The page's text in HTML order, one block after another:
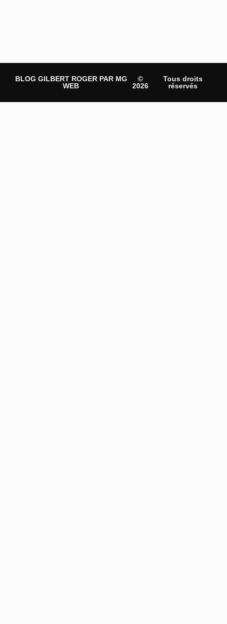
BLOG GILBERT ROGER PAR MG
WEB
©
2026
Tous droits
réservés